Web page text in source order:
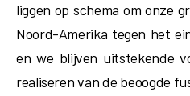
liggen op schema om onze
Noord-Amerika tegen het
en we blijven uitstekende
realiseren van de beoogde